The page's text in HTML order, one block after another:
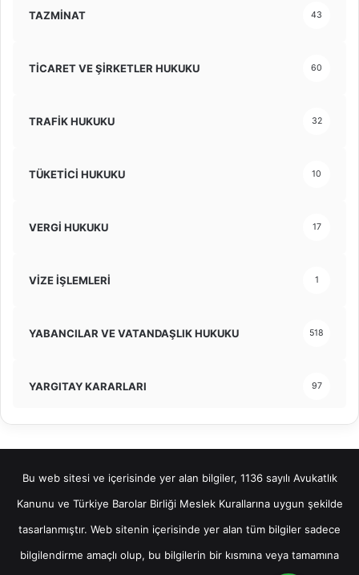
TAZMİNAT 43
TİCARET VE ŞİRKETLER HUKUKU 60
TRAFİK HUKUKU 32
TÜKETİCİ HUKUKU 10
VERGİ HUKUKU 17
VİZE İŞLEMLERİ 1
YABANCILAR VE VATANDAŞLIK HUKUKU 518
YARGITAY KARARLARI 97
Bu web sitesi ve içerisinde yer alan bilgiler, 1136 sayılı Avukatlık
Kanunu ve Türkiye Barolar Birliği Meslek Kurallarına uygun şekilde
tasarlanmıştır. Web sitenin içerisinde yer alan tüm bilgiler sadece
bilgilendirme amaçlı olup, bu bilgilerin bir kısmına veya tamamına